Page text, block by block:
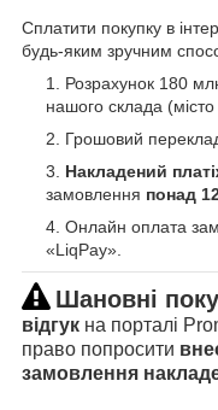
Сплатити покупку в
будь-яким зручним
Розрахунок 180
нашого склада (місто
Грошовий
Накладений
замовлення понад
Онлайн оплата
«LiqPay».
Шановні
відгук на порталі
право попросити
замовлення